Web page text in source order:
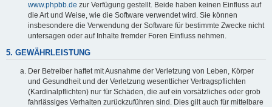
www.phpbb.de zur Verfügung gestellt. Beide haben keinen Einfluss auf
die Art und Weise, wie die Software verwendet wird. Sie können
insbesondere die Verwendung der Software für bestimmte Zwecke nicht
untersagen oder auf Inhalte fremder Foren Einfluss nehmen.
5. GEWÄHRLEISTUNG
Der Betreiber haftet mit Ausnahme der Verletzung von Leben, Körper
und Gesundheit und der Verletzung wesentlicher Vertragspflichten
(Kardinalpflichten) nur für Schäden, die auf ein vorsätzliches oder grob
fahrlässiges Verhalten zurückzuführen sind. Dies gilt auch für mittelbare